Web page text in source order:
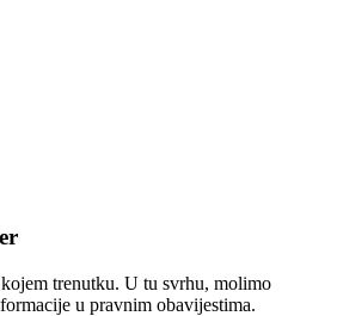
trenutku. U tu svrhu, molimo
u pravnim obavijestima.